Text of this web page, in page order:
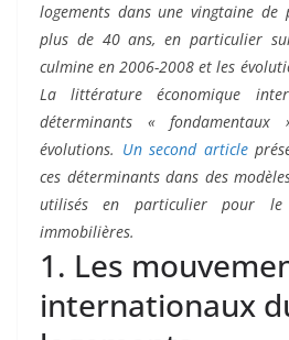
logements dans une vingtaine de
plus de 40 ans, en particulier
culmine en 2006-2008 et les
La littérature économique
déterminants «
évolutions. Un second article
ces déterminants dans des
utilisés en particulier pour le
immobilières.
1. Les
internationaux